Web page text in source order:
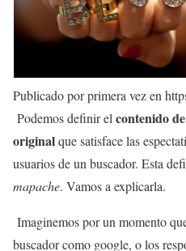
Publicado por primera vez en
Podemos definir el contenido
originalque satisface las
usuarios de un buscador. Esta
mapache. Vamos a explicarla.
Imaginemos por un momento
buscador como google, o los